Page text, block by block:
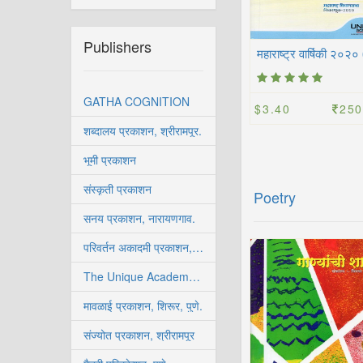
Publishers
GATHA COGNITION
शब्दालय प्रकाशन, श्रीरामपूर.
भूमी प्रकाशन
संस्कृती प्रकाशन
सनय प्रकाशन, नारायणगाव.
परिवर्तन अकादमी प्रकाशन, सोलापूर
The Unique Academy, Pune.
मावळाई प्रकाशन, शिरूर, पुणे.
संज्योत प्रकाशन, श्रीरामपूर
$3.40
Poetry